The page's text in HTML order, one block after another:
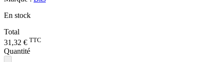
En stock
Total
31,32 € TTC
Quantité